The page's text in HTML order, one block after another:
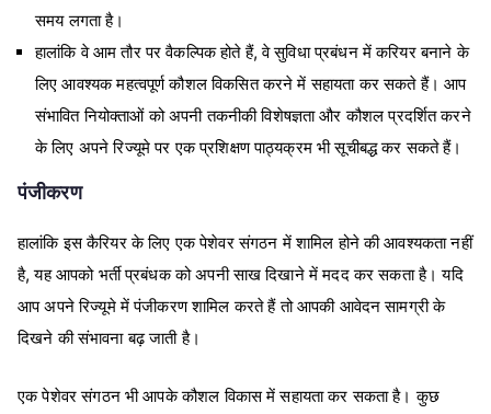
समय लगता है।
हालांकि वे आम तौर पर वैकल्पिक होते हैं, वे सुविधा प्रबंधन में करियर बनाने के
लिए आवश्यक महत्वपूर्ण कौशल विकसित करने में सहायता कर सकते हैं। आप
संभावित नियोक्ताओं को अपनी तकनीकी विशेषज्ञता और कौशल प्रदर्शित करने
के लिए अपने रिज्यूमे पर एक प्रशिक्षण पाठ्यक्रम भी सूचीबद्ध कर सकते हैं।
पंजीकरण
हालांकि इस कैरियर के लिए एक पेशेवर संगठन में शामिल होने की आवश्यकता नहीं
है, यह आपको भर्ती प्रबंधक को अपनी साख दिखाने में मदद कर सकता है। यदि
आप अपने रिज्यूमे में पंजीकरण शामिल करते हैं तो आपकी आवेदन सामग्री के
दिखने की संभावना बढ़ जाती है।
एक पेशेवर संगठन भी आपके कौशल विकास में सहायता कर सकता है। कुछ